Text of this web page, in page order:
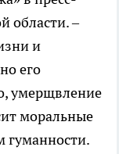
области. –
и
его
умерщвление
моральные
гуманности.